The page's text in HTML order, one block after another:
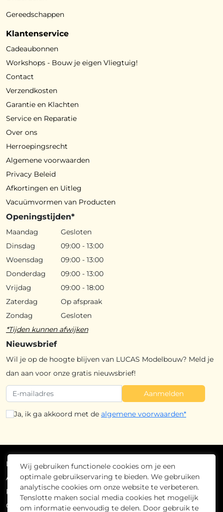
Wij gebruiken functionele cookies om je een
optimale gebruikservaring te bieden. We gebruiken
analytische cookies om onze website te verbeteren.
Tenslotte maken social media cookies het mogelijk
om informatie eenvoudig te delen. Door gebruik te
Gereedschappen
Klantenservice
Cadeaubonnen
Workshops - Bouw je eigen Vliegtuig!
Contact
Verzendkosten
Garantie en Klachten
Service en Reparatie
Over ons
Herroepingsrecht
Algemene voorwaarden
Privacy Beleid
Afkortingen en Uitleg
Vacuümvormen van Producten
Openingstijden*
Maandag
Gesloten
Dinsdag
09:00 - 13:00
Woensdag
09:00 - 13:00
Donderdag
09:00 - 13:00
Vrijdag
09:00 - 18:00
Zaterdag
Op afspraak
Zondag
Gesloten
*Tijden kunnen afwijken
Nieuwsbrief
Wil je op de hoogte blijven van LUCAS Modelbouw? Meld je
dan aan voor onze gratis nieuwsbrief!
Aanmelden
Ja, ik ga akkoord met de algemene voorwaarden*
Lucas Modelbouw 2026 - Alle rechten voorbehouden
Algemene voorwaarden
Privacybeleid
Cookiebeleid